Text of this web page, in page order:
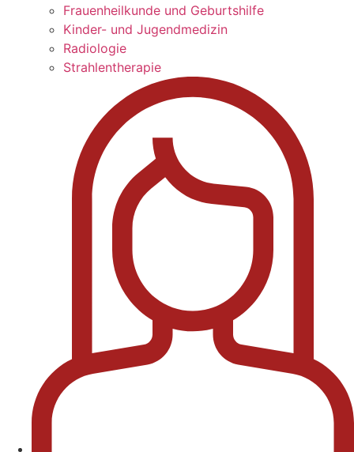
Frauenheilkunde und Geburtshilfe
Kinder- und Jugendmedizin
Radiologie
Strahlentherapie